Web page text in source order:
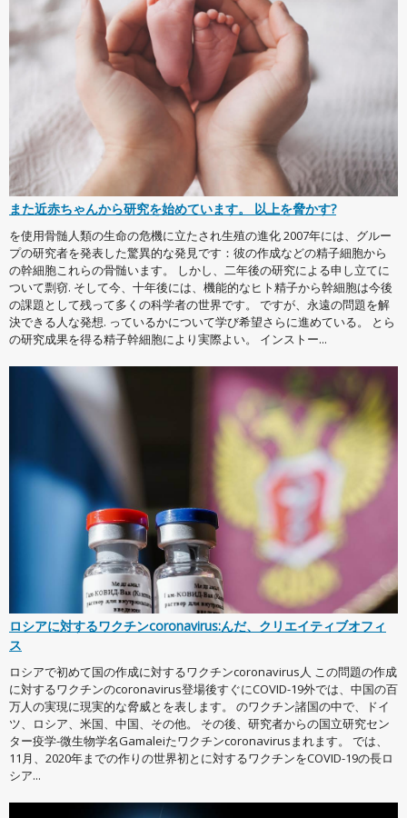
また近赤ちゃんから研究を始めています。 以上を脅かす?
を使用骨髄人類の生命の危機に立たされ生殖の進化 2007年には、グルー
プの研究者を発表した驚異的な発見です：彼の作成などの精子細胞から
の幹細胞これらの骨髄います。 しかし、二年後の研究による申し立てに
ついて剽窃. そして今、十年後には、機能的なヒト精子から幹細胞は今後
の課題として残って多くの科学者の世界です。 ですが、永遠の問題を解
決できる人な発想. っているかについて学び希望さらに進めている。 とら
の研究成果を得る精子幹細胞により実際よい。 インストー...
ロシアに対するワクチンcoronavirus:んだ、クリエイティブオフィ
ス
ロシアで初めて国の作成に対するワクチンcoronavirus人 この問題の作成
に対するワクチンのcoronavirus登場後すぐにCOVID-19外では、中国の百
万人の実現に現実的な脅威とを表します。 のワクチン諸国の中で、ドイ
ツ、ロシア、米国、中国、その他。 その後、研究者からの国立研究セン
ター疫学-微生物学名Gamaleiたワクチンcoronavirusまれます。 では、
11月、2020年までの作りの世界初とに対するワクチンをCOVID-19の長ロ
シア...